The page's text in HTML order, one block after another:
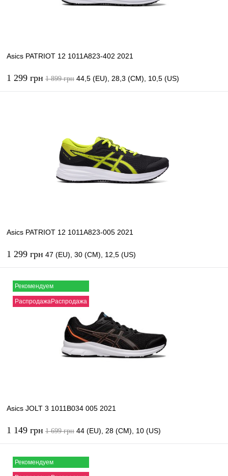
Asics PATRIOT 12 1011A823-402 2021
1 299 грн 1 899 грн 44,5 (EU), 28,3 (CM), 10,5 (US)
В наличии
Asics PATRIOT 12 1011A823-005 2021
1 299 грн 47 (EU), 30 (CM), 12,5 (US)
Рекомендуем
РаспродажаРаспродажа
Asics JOLT 3 1011B034 005 2021
1 149 грн 1 699 грн 44 (EU), 28 (CM), 10 (US)
Рекомендуем